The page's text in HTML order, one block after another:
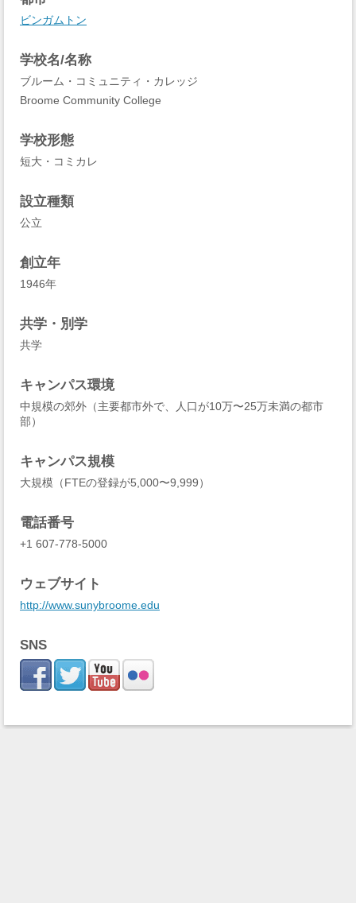
ビンガムトン
学校名/名称
ブルーム・コミュニティ・カレッジ
Broome Community College
学校形態
短大・コミカレ
設立種類
公立
創立年
1946年
共学・別学
共学
キャンパス環境
中規模の郊外（主要都市外で、人口が10万〜25万未満の都市
部）
キャンパス規模
大規模（FTEの登録が5,000〜9,999）
電話番号
+1 607-778-5000
ウェブサイト
http://www.sunybroome.edu
SNS